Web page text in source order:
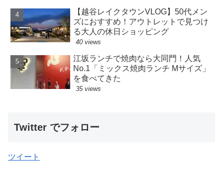
【越谷レイクタウンVLOG】50代メン
ズにおすすめ！アウトレットで見つけ
る大人の休日ショッピング
40 views
江坂ランチで焼肉なら大同門！人気
No.1「ミックス焼肉ランチ Mサイズ」
を食べてきた
35 views
Twitter でフォロー
ツイート